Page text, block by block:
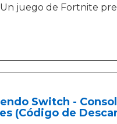
Un juego de Fortnite
Switch -
(Código de